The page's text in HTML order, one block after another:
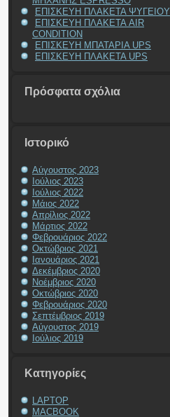
ΕΠΙΣΚΕΥΗ ΠΛΑΚΕΤΑ ΨΥΓΕΙΟΥ
ΕΠΙΣΚΕΥΗ ΠΛΑΚΕΤΑ AIR
CONDITION
ΕΠΙΣΚΕΥΗ ΜΠΑΤΑΡΙΑ UPS
ΕΠΙΣΚΕΥΗ ΠΛΑΚΕΤΑ UPS
Πρόσφατα σχόλια
Ιστορικό
Αύγουστος 2023
Ιούλιος 2023
Ιούλιος 2022
Μάιος 2022
Απρίλιος 2022
Μάρτιος 2022
Φεβρουάριος 2022
Οκτώβριος 2021
Ιανουάριος 2021
Δεκέμβριος 2020
Νοέμβριος 2020
Οκτώβριος 2020
Φεβρουάριος 2020
Σεπτέμβριος 2019
Αύγουστος 2019
Ιούλιος 2019
Kατηγορίες
LAPTOP
MACBOOK